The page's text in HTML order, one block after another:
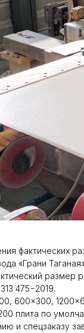
фактических
«Грани
475−2019.
600×300,
плита по
и спецзаказу